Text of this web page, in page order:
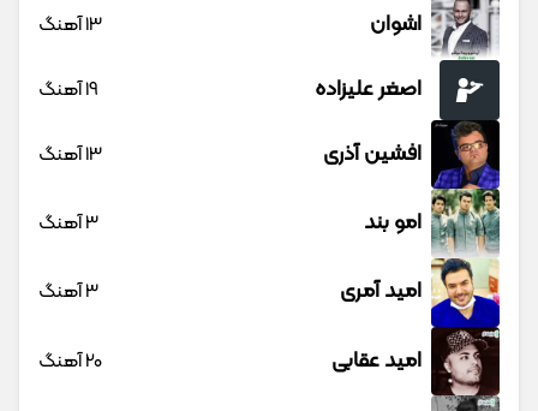
اشوان 13 آهنگ
اصغر علیزاده 19 آهنگ
افشین آذری 13 آهنگ
امو بند 3 آهنگ
امید آمری 3 آهنگ
امید عقابی 20 آهنگ